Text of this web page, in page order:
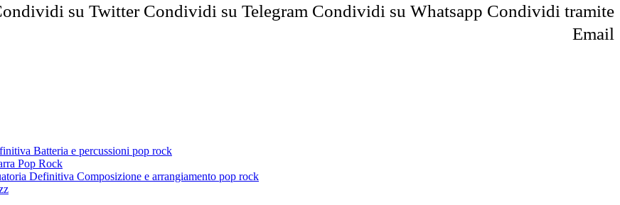
su Twitter Condividi su Telegram Condividi su Whatsapp Condividi tramite
Email
Batteria e percussioni pop rock
Pop Rock
Definitiva Composizione e arrangiamento pop rock